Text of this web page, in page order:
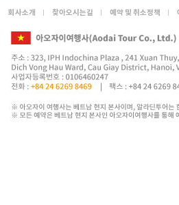
회사소개 찾아오시는길 예약 및 취소정책